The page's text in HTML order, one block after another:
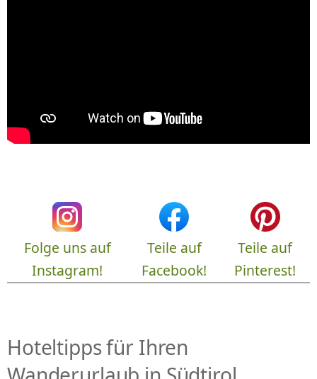
Folge uns auf
Instagram!
Teile auf
Facebook!
Teile auf
Pinterest!
Hoteltipps für Ihren